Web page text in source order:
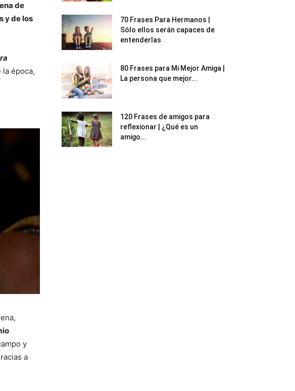
de
y de los
época,
y
a
70 Frases Para Hermanos |
Sólo ellos serán capaces de
entenderlas
80 Frases para Mi Mejor Amiga |
La persona que mejor...
120 Frases de amigos para
reflexionar | ¿Qué es un
amigo...